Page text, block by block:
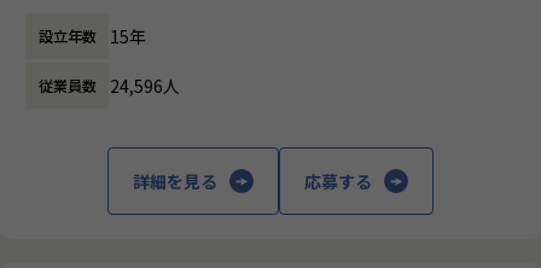
・AIエージェントによる社内業務アプリケーションの開発
・Local LLMを使った評価業務の効率化
・AIプロンプト自動更新機能の開発
に渡ります。いわゆる技術者派遣と呼ばれ
働く場所に関わらない事業支援や最新技術を
用いた研究開発などを行っています。
設立年数 15年
従業員数 24,596人
詳細を見る 応募する